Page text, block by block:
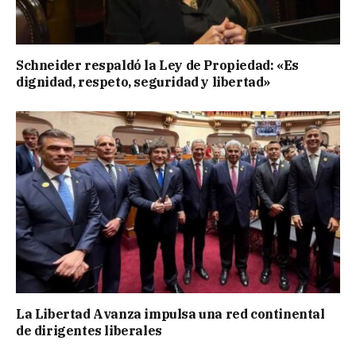
Schneider respaldó la Ley de Propiedad: «Es
dignidad, respeto, seguridad y libertad»
La Libertad Avanza impulsa una red continental
de dirigentes liberales